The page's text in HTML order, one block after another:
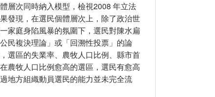
層次同時納入模型，檢視2008 年立法
發現，在選民個體層次上，除了政治世
家庭身陷風暴的氛圍下，選民對陳水扁
民複決理論」或「回溯性投票」的論
選區的失業率、農牧人口比例、縣市首
農牧人口比例愈高的選區，選民有愈高
地方組織動員選民的能力並未完全流